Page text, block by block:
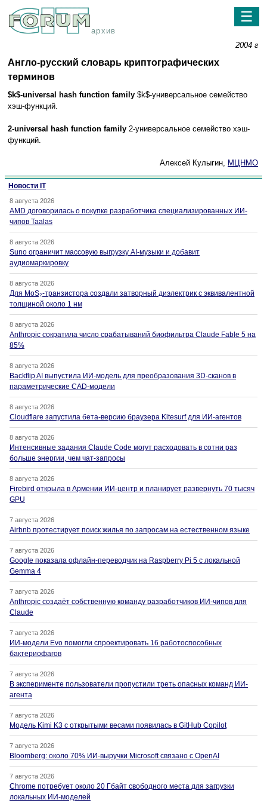
архив
☰
2004 г
Англо-русский словарь криптографических
терминов
$k$-universal hash function family $k$-универсальное семейство
хэш-функций.
2-universal hash function family 2-универсальное семейство хэш-
функций.
Алексей Кулыгин, МЦНМО
Новости IT
8 августа 2026
AMD договорилась о покупке разработчика специализированных ИИ-
чипов Taalas
8 августа 2026
Suno ограничит массовую выгрузку AI-музыки и добавит
аудиомаркировку
8 августа 2026
Для MoS₂-транзистора создали затворный диэлектрик с эквивалентной
толщиной около 1 нм
8 августа 2026
Anthropic сократила число срабатываний биофильтра Claude Fable 5 на
85%
8 августа 2026
Backflip AI выпустила ИИ-модель для преобразования 3D-сканов в
параметрические CAD-модели
8 августа 2026
Cloudflare запустила бета-версию браузера Kitesurf для ИИ-агентов
8 августа 2026
Интенсивные задания Claude Code могут расходовать в сотни раз
больше энергии, чем чат-запросы
8 августа 2026
Firebird открыла в Армении ИИ-центр и планирует развернуть 70 тысяч
GPU
7 августа 2026
Airbnb протестирует поиск жилья по запросам на естественном языке
7 августа 2026
Google показала офлайн-переводчик на Raspberry Pi 5 с локальной
Gemma 4
7 августа 2026
Anthropic создаёт собственную команду разработчиков ИИ-чипов для
Claude
7 августа 2026
ИИ-модели Evo помогли спроектировать 16 работоспособных
бактериофагов
7 августа 2026
В эксперименте пользователи пропустили треть опасных команд ИИ-
агента
7 августа 2026
Модель Kimi K3 с открытыми весами появилась в GitHub Copilot
7 августа 2026
Bloomberg: около 70% ИИ-выручки Microsoft связано с OpenAI
7 августа 2026
Chrome потребует около 20 Гбайт свободного места для загрузки
локальных ИИ-моделей